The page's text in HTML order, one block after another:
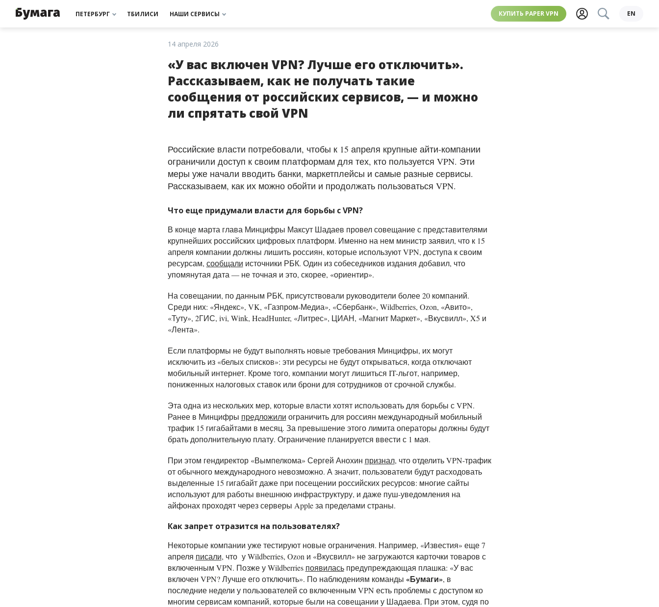
ПЕТЕРБУРГ ТБИЛИСИ НАШИ СЕРВИСЫ КУПИТЬ PAPER VPN EN
РАССЫЛКИ
МЫ В ИНСТАГРАМЕ
ПОДДЕРЖАТЬ «БУМАГУ»
РАССЫЛКИ
МЫ В ИНСТАГРАМЕ
ПОДДЕРЖАТЬ «БУМАГУ»
14 апреля 2026
«У вас включен VPN? Лучше его отключить».
Рассказываем, как не получать такие
сообщения от российских сервисов, — и можно
ли спрятать свой VPN
Российские власти потребовали, чтобы к 15 апреля крупные айти-компании
ограничили доступ к своим платформам для тех, кто пользуется VPN. Эти
меры уже начали вводить банки, маркетплейсы и самые разные сервисы.
Рассказываем, как их можно обойти и продолжать пользоваться VPN.
Что еще придумали власти для борьбы с VPN?
В конце марта глава Минцифры Максут Шадаев провел совещание с представителями
крупнейших российских цифровых платформ. Именно на нем министр заявил, что к 15
апреля компании должны лишить россиян, которые используют VPN, доступа к своим
ресурсам, сообщали источники РБК. Один из собеседников издания добавил, что
упомянутая дата — не точная и это, скорее, «ориентир».
На совещании, по данным РБК, присутствовали руководители более 20 компаний.
Среди них: «Яндекс», VK, «Газпром-Медиа», «Сбербанк», Wildberries, Ozon, «Авито»,
«Туту», 2ГИС, ivi, Wink, HeadHunter, «Литрес», ЦИАН, «Магнит Маркет», «Вкусвилл», X5 и
«Лента».
Если платформы не будут выполнять новые требования Минцифры, их могут
исключить из «белых списков»: эти ресурсы не будут открываться, когда отключают
мобильный интернет. Кроме того, компании могут лишиться IT-льгот, например,
пониженных налоговых ставок или брони для сотрудников от срочной службы.
Эта одна из нескольких мер, которые власти хотят использовать для борьбы с VPN.
Ранее в Минцифры предложили ограничить для россиян международный мобильный
трафик 15 гигабайтами в месяц. За превышение этого лимита операторы должны будут
брать дополнительную плату. Ограничение планируется ввести с 1 мая.
При этом гендиректор «Вымпелкома» Сергей Анохин признал, что отделить VPN-трафик
от обычного международного невозможно. А значит, пользователи будут расходовать
выделенные 15 гигабайт даже при посещении российских ресурсов: многие сайты
используют для работы внешнюю инфраструктуру, и даже пуш-уведомления на
айфонах проходят через серверы Apple за пределами страны.
Как запрет отразится на пользователях?
Некоторые компании уже тестируют новые ограничения. Например, «Известия» еще 7
апреля писали, что у Wildberries, Ozon и «Вкусвилл» не загружаются карточки товаров с
включенным VPN. Позже у Wildberries появиласьпредупреждающая плашка: «У вас
включен VPN? Лучше его отключить». По наблюдениям команды «Бумаги», в
последние недели у пользователей со включенным VPN есть проблемы с доступом ко
многим сервисам компаний, которые были на совещании у Шадаева. При этом, судя по